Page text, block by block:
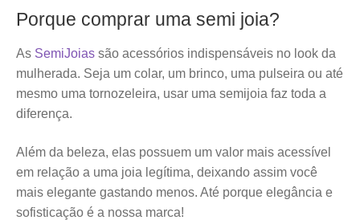
Porque comprar uma semi joia?
As SemiJoias são acessórios indispensáveis no look da
mulherada. Seja um colar, um brinco, uma pulseira ou até
mesmo uma tornozeleira, usar uma semijoia faz toda a
diferença.
Além da beleza, elas possuem um valor mais acessível
em relação a uma joia legítima, deixando assim você
mais elegante gastando menos. Até porque elegância e
sofisticação é a nossa marca!